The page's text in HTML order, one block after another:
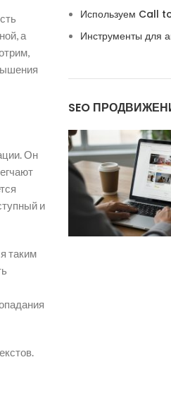
а
Он
и
таким
Используем Call
Инструменты для
SEO